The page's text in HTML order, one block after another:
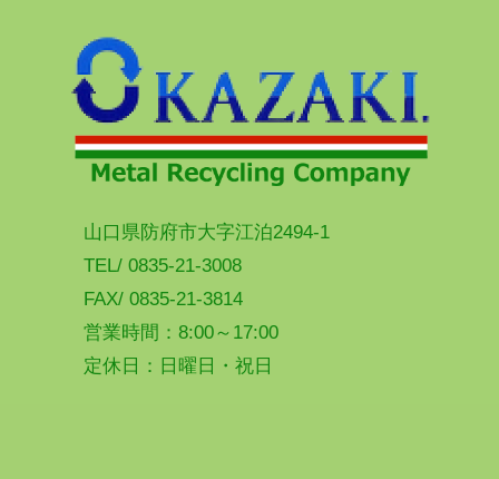
山口県防府市大字江泊2494-1
TEL/ 0835-21-3008
FAX/ 0835-21-3814
営業時間：8:00～17:00
定休日：日曜日・祝日